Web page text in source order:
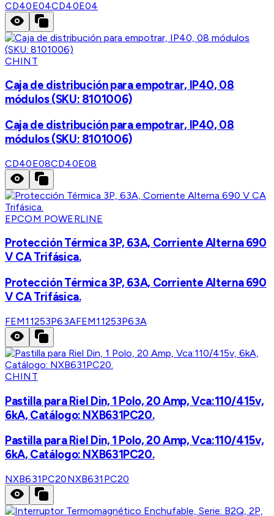
CD40E04CD40E04
CHINT
Caja de distribución para empotrar, IP40, 08
módulos (SKU: 8101006)
Caja de distribución para empotrar, IP40, 08
módulos (SKU: 8101006)
CD40E08CD40E08
EPCOM POWERLINE
Protección Térmica 3P, 63A, Corriente Alterna 690
V CA Trifásica.
Protección Térmica 3P, 63A, Corriente Alterna 690
V CA Trifásica.
FEM11253P63AFEM11253P63A
CHINT
Pastilla para Riel Din, 1 Polo, 20 Amp, Vca:110/415v,
6kA, Catálogo: NXB631PC20.
Pastilla para Riel Din, 1 Polo, 20 Amp, Vca:110/415v,
6kA, Catálogo: NXB631PC20.
NXB631PC20NXB631PC20